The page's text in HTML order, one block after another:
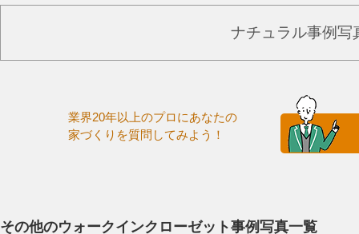
ナチュラル事例写
業界20年以上のプロにあなたの
家づくりを質問してみよう！
その他のウォークインクローゼット事例写真一覧